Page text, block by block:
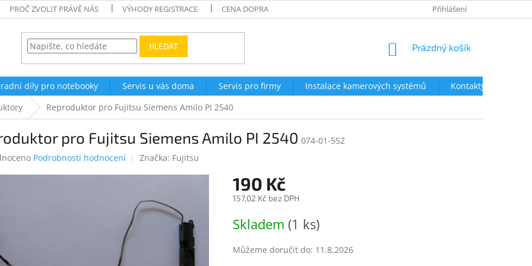
PROČ ZVOLIT PRÁVĚ NÁS VÝHODY REGISTRACE CENA DOPRAVY OBCHODNÍ PODMÍNKY
Přihlášení
HLEDAT
NÁKUPNÍ
Prázdný košík
díly pro notebooky Servis u vás doma Servis pro firmy Instalace kamerových systémů
Kontakty
Reproduktor pro Fujitsu Siemens Amilo PI 2540
pro Fujitsu Siemens Amilo PI 2540 074-01-552
Podrobnosti hodnocení Značka: Fujitsu
190 Kč
157,02 Kč bez DPH
cena:
Skladem (1 ks)
Můžeme doručit do: 11.8.2026